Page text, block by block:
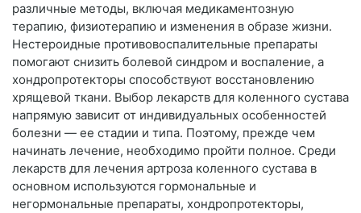
различные методы, включая медикаментозную
терапию, физиотерапию и изменения в образе жизни.
Нестероидные противовоспалительные препараты
помогают снизить болевой синдром и воспаление, а
хондропротекторы способствуют восстановлению
хрящевой ткани. Выбор лекарств для коленного сустава
напрямую зависит от индивидуальных особенностей
болезни — ее стадии и типа. Поэтому, прежде чем
начинать лечение, необходимо пройти полное. Среди
лекарств для лечения артроза коленного сустава в
основном используются гормональные и
негормональные препараты, хондропротекторы,